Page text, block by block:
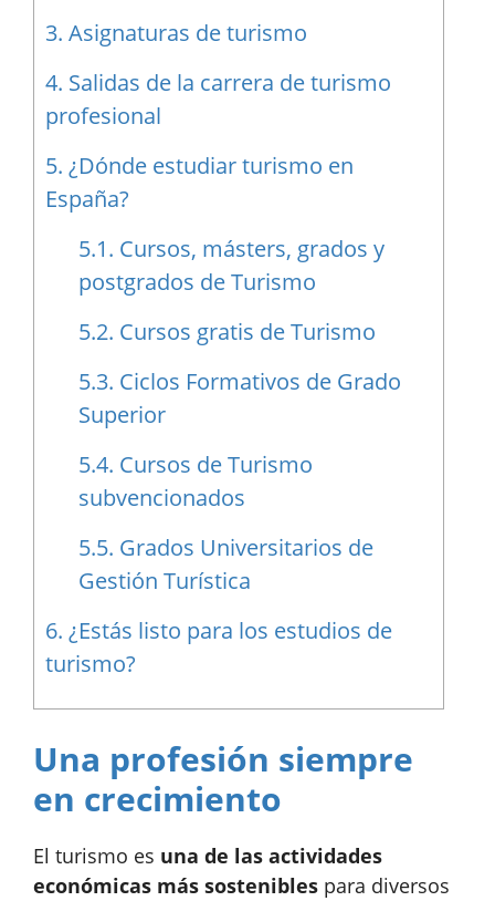
3. Asignaturas de turismo
4. Salidas de la carrera de turismo
profesional
5. ¿Dónde estudiar turismo en
España?
5.1. Cursos, másters, grados y
postgrados de Turismo
5.2. Cursos gratis de Turismo
5.3. Ciclos Formativos de Grado
Superior
5.4. Cursos de Turismo
subvencionados
5.5. Grados Universitarios de
Gestión Turística
6. ¿Estás listo para los estudios de
turismo?
Una profesión siempre
en crecimiento
El turismo es una de las actividades
económicas más sostenibles para diversos